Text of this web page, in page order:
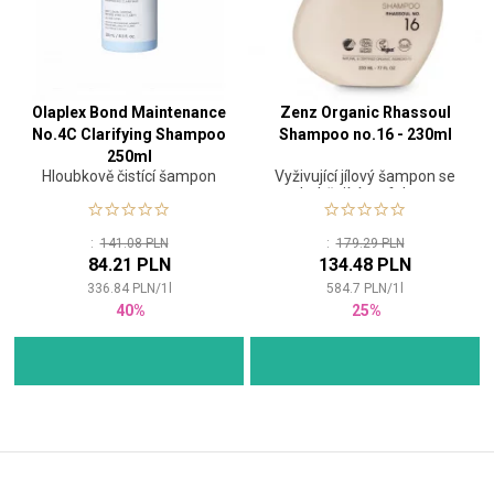
Olaplex Bond Maintenance
No.4C Clarifying Shampoo
250ml
Hloubkově čistící šampon
:141.08 PLN
84.21 PLN
336.84 PLN/1
40%
Zenz Organic Rhassoul
Shampoo no.16 - 230ml
Vyživující jílový šampon se
zhebčujícím efektem
:179.29 PLN
134.48 PLN
584.7 PLN/1
25%